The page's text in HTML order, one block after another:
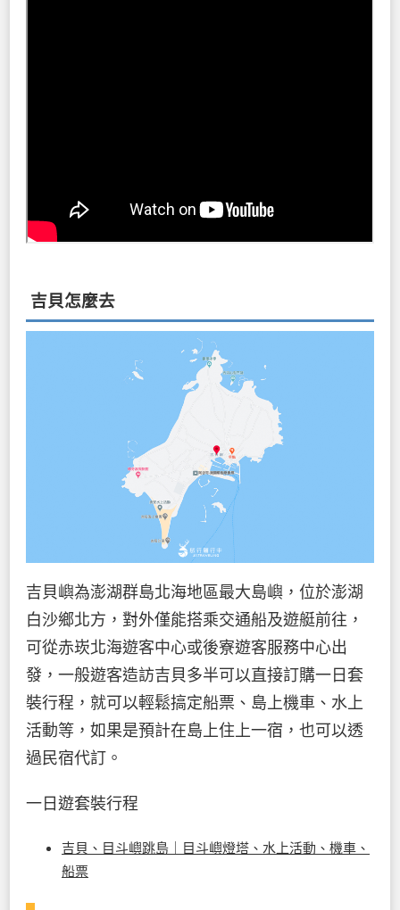
吉貝怎麼去
吉貝嶼為澎湖群島北海地區最大島嶼，位於澎湖
白沙鄉北方，對外僅能搭乘交通船及遊艇前往，
可從赤崁北海遊客中心或後寮遊客服務中心出
發，一般遊客造訪吉貝多半可以直接訂購一日套
裝行程，就可以輕鬆搞定船票、島上機車、水上
活動等，如果是預計在島上住上一宿，也可以透
過民宿代訂。
一日遊套裝行程
吉貝、目斗嶼跳島｜目斗嶼燈塔、水上活動、機車、
船票